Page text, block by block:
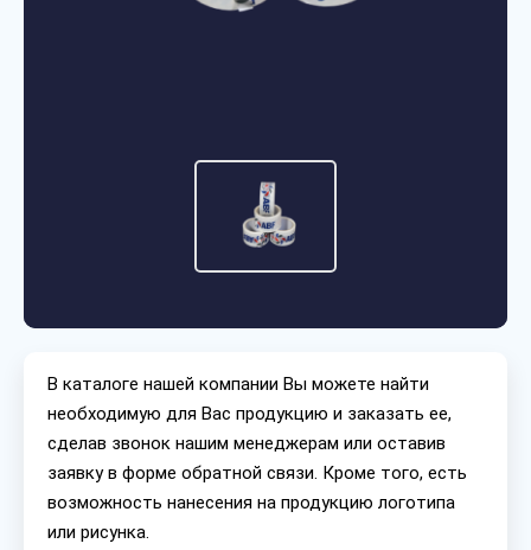
В каталоге нашей компании Вы можете найти
необходимую для Вас продукцию и заказать ее,
сделав звонок нашим менеджерам или оставив
заявку в форме обратной связи. Кроме того, есть
возможность нанесения на продукцию логотипа
или рисунка.